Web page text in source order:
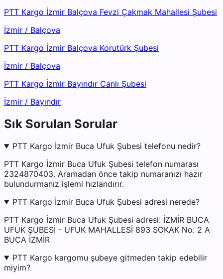
PTT Kargo İzmir Balçova Fevzi Çakmak Mahallesi Şubesi
İzmir / Balçova
PTT Kargo İzmir Balçova Korutürk Şubesi
İzmir / Balçova
PTT Kargo İzmir Bayındır Canlı Şubesi
İzmir / Bayındır
Sık Sorulan Sorular
PTT Kargo İzmir Buca Ufuk Şubesi telefonu nedir?
PTT Kargo İzmir Buca Ufuk Şubesi telefon numarası
2324870403. Aramadan önce takip numaranızı hazır
bulundurmanız işlemi hızlandırır.
PTT Kargo İzmir Buca Ufuk Şubesi adresi nerede?
PTT Kargo İzmir Buca Ufuk Şubesi adresi: İZMİR BUCA
UFUK ŞUBESİ - UFUK MAHALLESİ 893 SOKAK No: 2 A
BUCA İZMİR
PTT Kargo kargomu şubeye gitmeden takip edebilir
miyim?